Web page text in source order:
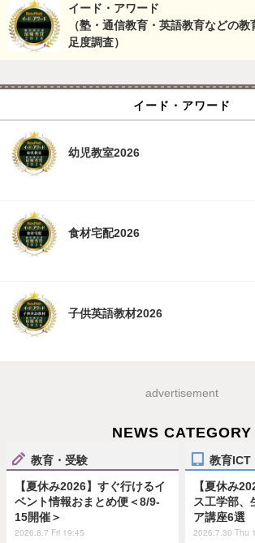
イード・アワード
（塾・通信教育・英語教育などの
足度調査）
イード・アワード
幼児教室2026
食材宅配2026
子供英語教材2026
advertisement
NEWS CATEGORY
教育・受験
【夏休み2026】すぐ行けるイ
ベント情報おまとめ便＜8/9-
15開催＞
2026.8.7 Fri 19:45
教育ICT
【夏休み
ス工学部、
ア講座6選
2026.7.30 Thu